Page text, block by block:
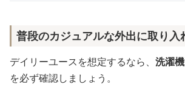
普段のカジュアルな外出に取り入
デイリーユースを想定するなら、 洗濯
を必ず確認しましょう。